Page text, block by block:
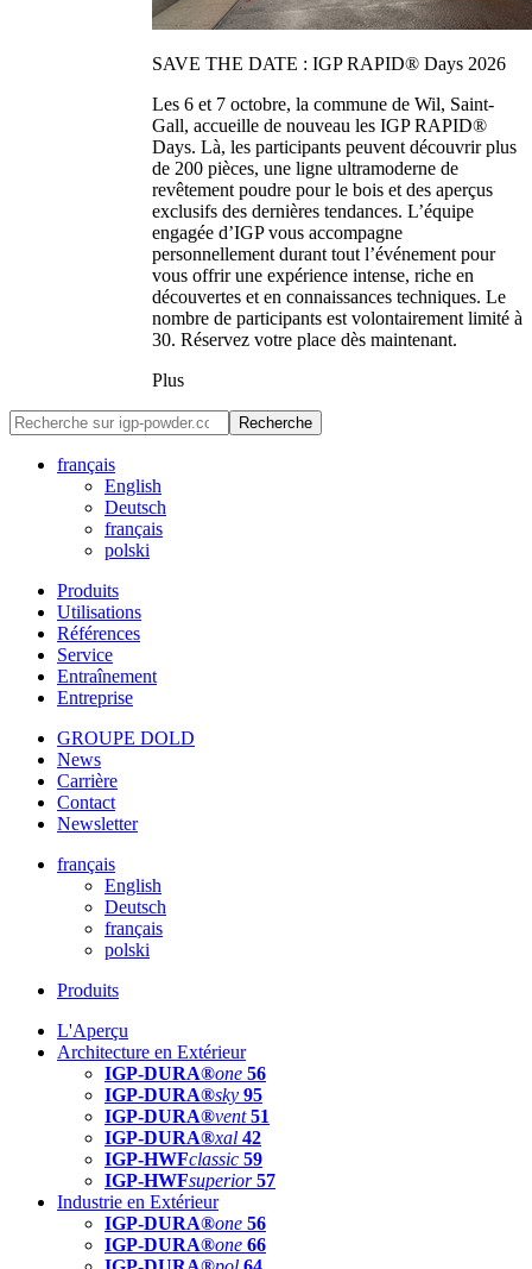
SAVE THE DATE : IGP RAPID® Days 2026
Les 6 et 7 octobre, la commune de Wil, Saint-
Gall, accueille de nouveau les IGP RAPID®
Days. Là, les participants peuvent découvrir plus
de 200 pièces, une ligne ultramoderne de
revêtement poudre pour le bois et des aperçus
exclusifs des dernières tendances. L’équipe
engagée d’IGP vous accompagne
personnellement durant tout l’événement pour
vous offrir une expérience intense, riche en
découvertes et en connaissances techniques. Le
nombre de participants est volontairement limité à
30. Réservez votre place dès maintenant.
Plus
Recherche
français
English
Deutsch
français
polski
Produits
Utilisations
Références
Service
Entraînement
Entreprise
GROUPE DOLD
News
Carrière
Contact
Newsletter
français
English
Deutsch
français
polski
Produits
L'Aperçu
Architecture en Extérieur
IGP-DURA®one 56
IGP-DURA®sky 95
IGP-DURA®vent 51
IGP-DURA®xal 42
IGP-HWFclassic 59
IGP-HWFsuperior 57
Industrie en Extérieur
IGP-DURA®one 56
IGP-DURA®one 66